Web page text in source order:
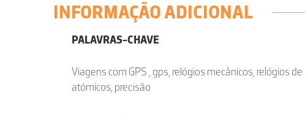
INFORMAÇÃO ADICIONAL
PALAVRAS-CHAVE
Viagens com GPS , gps, relógios mecânicos, relógios
atómicos, precisão